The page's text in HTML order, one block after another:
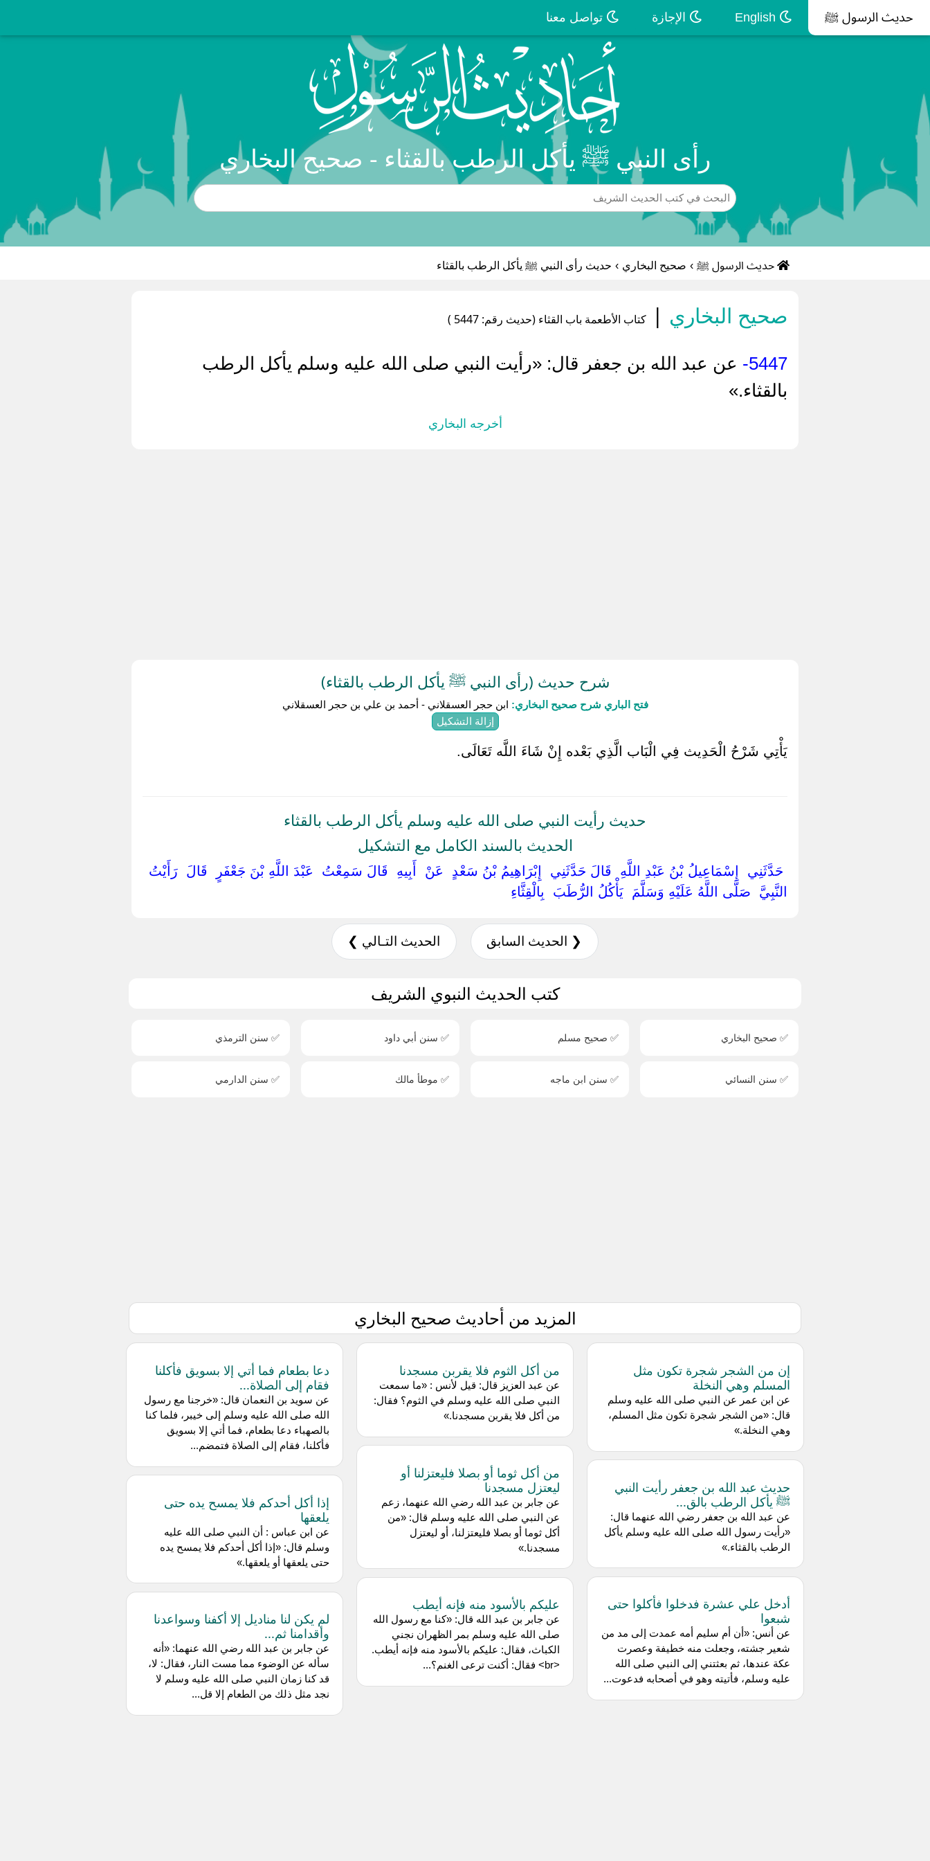
حديث الرسول ﷺ الإجازة تواصل معنا
رأى النبي ﷺ يأكل الرطب بالقثاء - صحيح البخاري
حديث الرسول ﷺ › صحيح البخاري › حديث رأى النبي ﷺ يأكل الرطب بالقثاء
صحيح البخاري | كتاب الأطعمة باب القثاء (حديث رقم: 5447 )
5447-
عن عبد الله بن جعفر قال: «رأيت النبي صلى الله عليه وسلم يأكل الرطب
بالقثاء.»
أخرجه البخاري
شرح حديث (رأى النبي ﷺ يأكل الرطب بالقثاء)
فتح الباري شرح صحيح البخاري: ابن حجر العسقلاني - أحمد بن علي بن حجر العسقلاني
إزالة التشكيل
يَأْتِي شَرْحُ الْحَدِيث فِي الْبَاب الَّذِي بَعْده إِنْ شَاءَ اللَّه تَعَالَى.
حديث رأيت النبي صلى الله عليه وسلم يأكل الرطب بالقثاء
الحديث بالسند الكامل مع التشكيل
‏ ‏حَدَّثَنِي ‏ ‏إِسْمَاعِيلُ بْنُ عَبْدِ اللَّهِ ‏ ‏قَالَ حَدَّثَنِي ‏ ‏إِبْرَاهِيمُ بْنُ سَعْدٍ ‏ ‏عَنْ ‏ ‏أَبِيهِ ‏ ‏قَالَ سَمِعْتُ ‏ ‏عَبْدَ اللَّهِ بْنَ جَعْفَرٍ ‏ ‏قَالَ ‏ ‏رَأَيْتُ
النَّبِيَّ ‏ ‏صَلَّى اللَّهُ عَلَيْهِ وَسَلَّمَ ‏ ‏يَأْكُلُ الرُّطَبَ ‏ ‏بِالْقِثَّاءِ ‏
❮ الحديث السابق الحديث التـالي ❯
كتب الحديث النبوي الشريف
✅ صحيح البخاري ✅ صحيح مسلم ✅ سنن أبي داود ✅ سنن الترمذي
✅ سنن النسائي ✅ سنن ابن ماجه ✅ موطأ مالك ✅ سنن الدارمي
المزيد من أحاديث صحيح البخاري
إن من الشجر شجرة تكون مثل
المسلم وهي النخلة
عن ‌ابن عمر عن النبي صلى الله عليه وسلم
قال: «من الشجر شجرة تكون مثل المسلم،
وهي النخلة.»
حديث عبد الله بن جعفر رأيت النبي
ﷺ يأكل الرطب بالق...
عن ‌عبد الله بن جعفر رضي الله عنهما قال:
«رأيت رسول الله صلى الله عليه وسلم يأكل
الرطب بالقثاء.»
أدخل علي عشرة فدخلوا فأكلوا حتى
شبعوا
عن ‌أنس: «أن أم سليم أمه عمدت إلى مد من
شعير جشته، وجعلت منه خطيفة وعصرت
عكة عندها، ثم بعثتني إلى النبي صلى الله
عليه وسلم، فأتيته وهو في أصحابه فدعوت...
من أكل الثوم فلا يقربن مسجدنا
عن ‌عبد العزيز قال: قيل ‌لأنس : «ما سمعت
النبي صلى الله عليه وسلم في الثوم؟ فقال:
من أكل فلا يقربن مسجدنا.»
من أكل ثوما أو بصلا فليعتزلنا أو
ليعتزل مسجدنا
عن جابر بن عبد الله رضي الله عنهما، زعم
عن النبي صلى الله عليه وسلم قال: «من
أكل ثوما أو بصلا فليعتزلنا، أو ليعتزل
مسجدنا.»
عليكم بالأسود منه فإنه أيطب
عن ‌جابر بن عبد الله قال: «كنا مع رسول الله
صلى الله عليه وسلم بمر الظهران نجني
الكباث، فقال: عليكم بالأسود منه فإنه أيطب.
<br> فقال: أكنت ترعى الغنم؟...
دعا بطعام فما أتي إلا بسويق فأكلنا
فقام إلى الصلاة...
عن ‌سويد بن النعمان قال: «خرجنا مع رسول
الله صلى الله عليه وسلم إلى خيبر، فلما كنا
بالصهباء دعا بطعام، فما أتي إلا بسويق
فأكلنا، فقام إلى الصلاة فتمضم...
إذا أكل أحدكم فلا يمسح يده حتى
يلعقها
عن ‌ابن عباس : أن النبي صلى الله عليه
وسلم قال: «إذا أكل أحدكم فلا يمسح يده
حتى يلعقها أو يلعقها.»
لم يكن لنا مناديل إلا أكفنا وسواعدنا
وأقدامنا ثم...
عن ‌جابر بن عبد الله رضي الله عنهما: «أنه
سأله عن الوضوء مما مست النار، فقال: لا،
قد كنا زمان النبي صلى الله عليه وسلم لا
نجد مثل ذلك من الطعام إلا قل...